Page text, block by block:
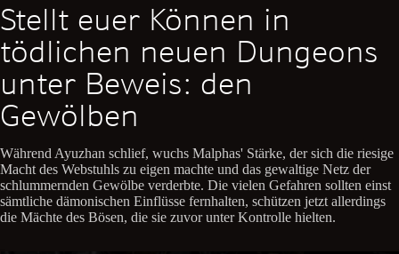
Stellt euer Können in
tödlichen neuen Dungeons
unter Beweis: den
Gewölben
Während Ayuzhan schlief, wuchs Malphas' Stärke, der sich die riesige
Macht des Webstuhls zu eigen machte und das gewaltige Netz der
schlummernden Gewölbe verderbte. Die vielen Gefahren sollten einst
sämtliche dämonischen Einflüsse fernhalten, schützen jetzt allerdings
die Mächte des Bösen, die sie zuvor unter Kontrolle hielten.